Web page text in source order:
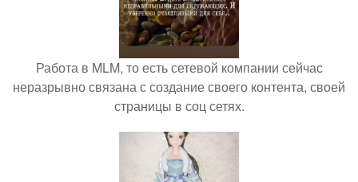
Работа в MLM, то есть сетевой компании сейчас
неразрывно связана с создание своего контента, своей
страницы в соц сетях.